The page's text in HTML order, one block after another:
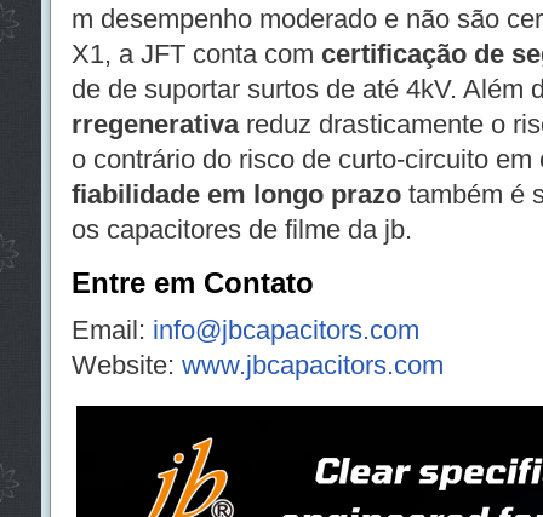
m desempenho moderado e não são
X1, a JFT conta com certificação de
de de suportar surtos de até 4kV. Além
rregenerativareduz drasticamente o
o contrário do risco de curto-circuito
fiabilidade em longo prazotambém é
os capacitores de filme da jb.
Entre em Contato
Email: info@jbcapacitors.com
Website: www.jbcapacitors.com